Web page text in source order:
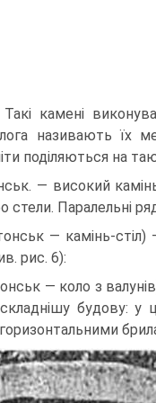
камені
називають їх
поділяються на
— високий
стели. Пара­лельні
— камінь-
рис. 6):
— коло з
будову: у